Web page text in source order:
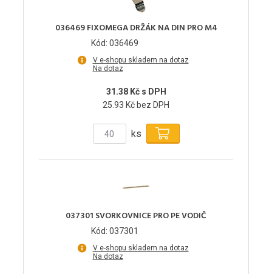
036469 FIXOMEGA DRŽÁK NA DIN PRO M4
Kód: 036469
V e-shopu skladem na dotaz
Na dotaz
31.38 Kč s DPH
25.93 Kč bez DPH
ks
037301 SVORKOVNICE PRO PE VODIČ
Kód: 037301
V e-shopu skladem na dotaz
Na dotaz